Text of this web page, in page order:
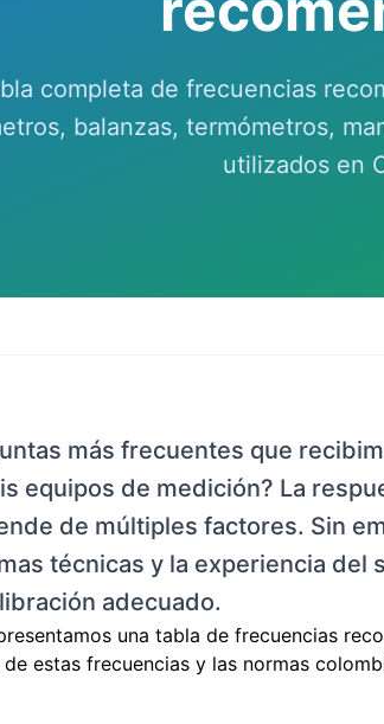
completa de frecuencias
balanzas, termómetros,
utilizados en
más frecuentes que
equipos de medición? La
de múltiples factores. Sin
técnicas y la experiencia
adecuado.
una tabla de frecuencias
estas frecuencias y las normas